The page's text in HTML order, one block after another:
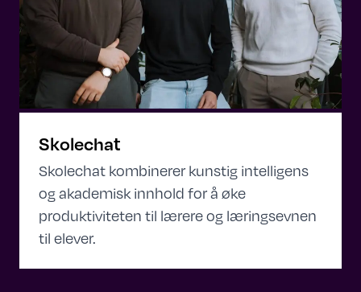
Skolechat
Skolechat kombinerer kunstig intelligens
og akademisk innhold for å øke
produktiviteten til lærere og læringsevnen
til elever.